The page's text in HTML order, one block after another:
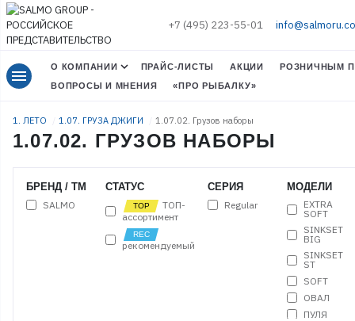
+7 (495) 223-55-01
menu О КОМПАНИИ ПРАЙС-ЛИСТЫ АКЦИИ
РОЗНИЧНЫМ
ВОПРОСЫ И МНЕНИЯ
«ПРО РЫБАЛКУ»
1. ЛЕТО 1.07. ГРУЗА ДЖИГИ 1.07.02. Грузов наборы
1.07.02. ГРУЗОВ НАБОРЫ
БРЕНД / ТМ
SALMO
СТАТУС
ТОП-
ассортимент
рекомендуемый
СЕРИЯ
Regular
МОДЕЛИ
EXTRA
SOFT
SINKSET
BIG
SINKSET
ST
SOFT
ОВАЛ
ПУЛЯ